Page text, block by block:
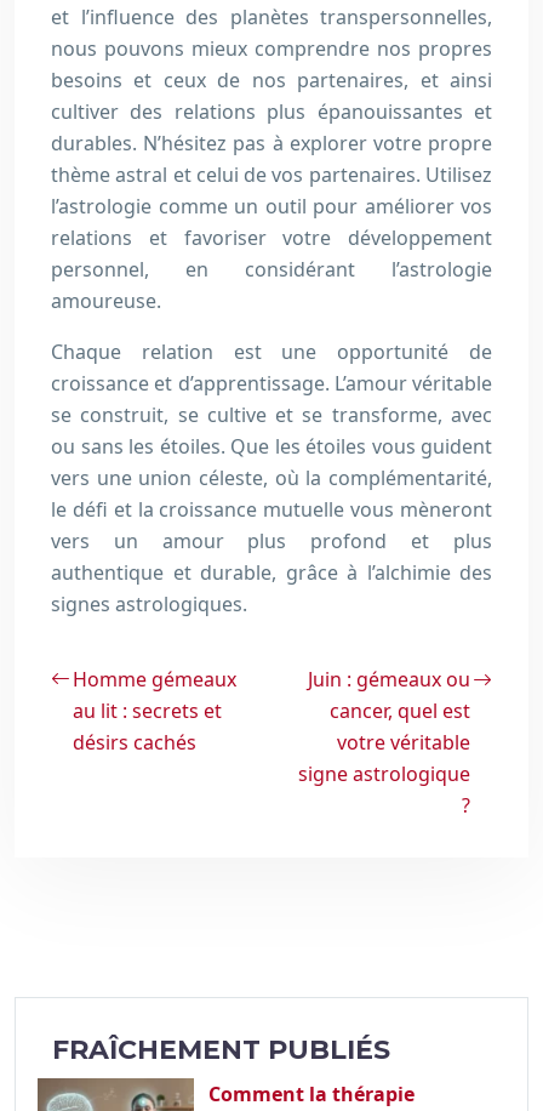
et l’influence des planètes transpersonnelles,
nous pouvons mieux comprendre nos propres
besoins et ceux de nos partenaires, et ainsi
cultiver des relations plus épanouissantes et
durables. N’hésitez pas à explorer votre propre
thème astral et celui de vos partenaires. Utilisez
l’astrologie comme un outil pour améliorer vos
relations et favoriser votre développement
personnel, en considérant l’astrologie
amoureuse.
Chaque relation est une opportunité de
croissance et d’apprentissage. L’amour véritable
se construit, se cultive et se transforme, avec
ou sans les étoiles. Que les étoiles vous guident
vers une union céleste, où la complémentarité,
le défi et la croissance mutuelle vous mèneront
vers un amour plus profond et plus
authentique et durable, grâce à l’alchimie des
signes astrologiques.
Homme gémeaux
au lit : secrets et
désirs cachés
Juin : gémeaux ou
cancer, quel est
votre véritable
signe astrologique
?
FRAÎCHEMENT PUBLIÉS
Comment la thérapie